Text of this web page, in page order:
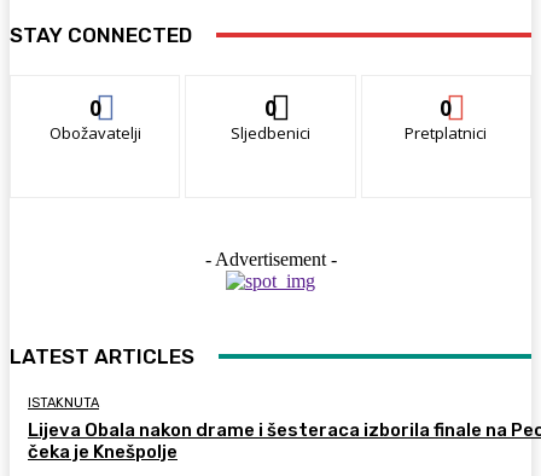
STAY CONNECTED
0
Obožavatelji
0
Sljedbenici
0
Pretplatnici
- Advertisement -
LATEST ARTICLES
ISTAKNUTA
Lijeva Obala nakon drame i šesteraca izborila finale na
čeka je Knešpolje